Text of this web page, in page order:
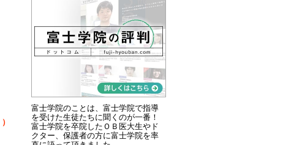
）
富士学院のことは、富士学院で指導
を受けた生徒たちに聞くのが一番！
富士学院を卒院したＯＢ医大生やド
クター、保護者の方に富士学院を率